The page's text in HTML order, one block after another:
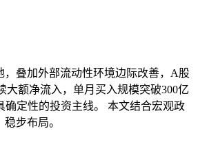
叠加外部流动性环境边际改善，A股
额净流入，单月买入规模突破300亿
定性的投资主线。 本文结合宏观政
步布局。